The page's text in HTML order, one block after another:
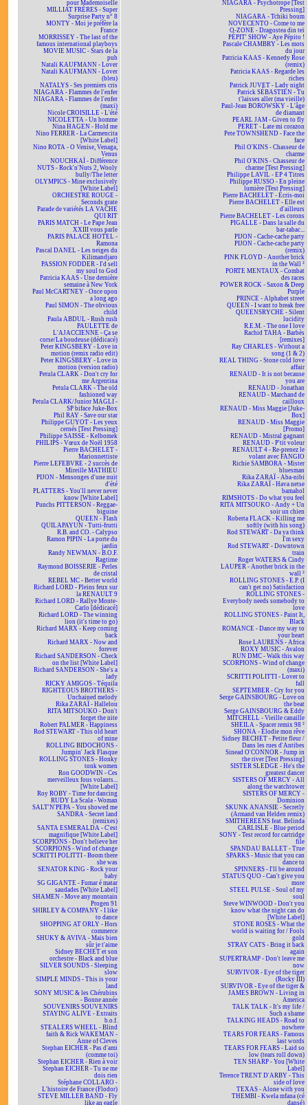
pour Mademoiselle
MILLIAT FRÈRES - Super
Surprise Party n° 8
MONTY - Moi je préfère la
France
MORRISSEY - The last of the
famous international playboys
MOVIE MUSIC - Stars de la
pub
Natali KAUFMANN - Lover
Natali KAUFMANN - Lover
(bleu)
NATALYS - Ses premiers cris
NIAGARA - Flammes de l'enfer
NIAGARA - Flammes de l'enfer
(maxi)
Nicole CROISILLE - L'été
NICOLETTA - Un homme
Nina HAGEN - Hold me
Nino FERRER - La Carmencita
[White Label]
Nino ROTA - O Venise, Venaga,
Venus
NOUCHKAÏ - Différence
NUTS - Rock'n'Nuts 2, Wooly
bully/The letter
OLYMPICS - Mine exclusively
[White Label]
ORCHESTRE ROUGE -
Seconds grate
Parade de variétés LA VACHE
QUI RIT
PARIS MATCH - Le Pape Jean
XXIII vous parle
PARIS PALACE HOTEL -
Ramona
Pascal DANEL - Les neiges du
Kilimandjaro
PASSION FODDER - I'd sell
my soul to God
Patricia KAAS - Une dernière
semaine à New York
Paul McCARTNEY - Once upon
a long ago
Paul SIMON - The obvious
child
Paula ABDUL - Rush rush
PAULETTE de
L'AJACCIENNE - Ça se
corse/La boudeuse (dédicacé)
Peter KINGSBERY - Love in
motion (remix radio edit)
Peter KINGSBERY - Love in
motion (version radio)
Petula CLARK - Don't cry for
me Argentina
Petula CLARK - The old
fashioned way
Petula CLARK/Junior MAGLI -
SP biface Juke-Box
Phil RAY - Save our star
Philippe GUYOT - Les yeux
cernés [Test Pressing]
Philippe SAISSE - Kelbomek
PHILIPS - Vœux de Noël 1958
Pierre BACHELET -
Marionnettiste
Pierre LEFEBVRE - 2 succès de
Mireille MATHIEU
PIJON - Mensonges d'une nuit
d'été
PLATTERS - You'll never never
know [White Label]
Punchs PITTERSON - Reggae-
biguine
QUEEN - Flash
QUILAPAYUN - Tutti-frutti
R.B. and CO. - Calypso
Ramon PIPIN - La porte du
jardin
Randy NEWMAN - B.O.F.
Ragtime
Raymond BOISSERIE - Perles
de cristal
REBEL MC - Better world
Richard LORD - Pleins feux sur
la RENAULT 9
Richard LORD - Rallye Monte-
Carlo [dédicacé]
Richard LORD - The winning
lion (it's time to go)
Richard MARX - Keep coming
back
Richard MARX - Now and
forever
Richard SANDERSON - Check
on the list [White Label]
Richard SANDERSON - She's a
lady
RICKY AMIGOS - Téquila
RIGHTEOUS BROTHERS -
Unchained melody
Rika ZARAÏ - Hallelou
RITA MITSOUKO - Don't
forget the nite
Robert PALMER - Happiness
Rod STEWART - This old heart
of mine
ROLLING BIDOCHONS -
Jumpin' Jack Flasque
ROLLING STONES - Honky
tonk women
Ron GOODWIN - Ces
merveilleux fous volants...
[White Label]
Roy ROBY - Time for dancing
RUDY La Scala - Woman
SALT'N'PEPA - You showed me
SANDRA - Secret land
(remixes)
SANTA ESMERALDA - C'est
magnifique [White Label]
SCORPIONS - Don't believe her
SCORPIONS - Wind of change
SCRITTI POLITTI - Boom there
she was
SENATOR KING - Rock your
baby
SG GIGANTE - Fumar é matar
saudades [White Label]
SHAMEN - Move any mountain
Progen 91
SHIRLEY & COMPANY - I like
to dance
SHOPPING AT ORLY - Hors
commerce
SHUKY & AVIVA - Mais bien
sûr je t'aime
Sidney BECHET et son
orchestre - Black and blue
SILVER SOUNDS - Sleeping
slow
SIMPLE MINDS - This is your
land
SONY MUSIC & les Chérubins
- Bonne année
SOUVENIRS SOUVENIRS
STAYING ALIVE - Extraits
b.o.f.
STEALERS WHEEL - Blind
faith & Rick WAKEMAN -
Anne of Cleves
Stephan EICHER - Pas d'ami
(comme toi)
Stephan EICHER - Rien à voir
Stephan EICHER - Tu ne me
dois rien
Stéphane COLLARO -
L'histoire de France (Flodor)
STEVE MILLER BAND - Fly
like an eagle
NIAGARA - Psychotrope [Test
Pressing]
NIAGARA - Tchiki boum
NOVECENTO - Come to me
O-ZONE - Dragostea din teï
PÉPIT' SHOW - Aye Pépito !
Pascale CHAMBRY - Les mots
du jour
Patricia KAAS - Kennedy Rose
(remix)
Patricia KAAS - Regarde les
riches
Patrick JUVET - Lady night
Patrick SÉBASTIEN - Tu
t'laisses aller (ma vieille)
Paul-Jean BOROWSKY - L'âge
de diamant
PEARL JAM - Given to fly
PERET - Late mi corazon
Pete TOWNSHEND - Face the
face
Phil O'KINS - Chasseur de
charme
Phil O'KINS - Chasseur de
charme [Test Pressing]
Philippe LAVIL - EP 4 Titres
Philippe RUSSO - En pleine
lumière [Test Pressing]
Pierre BACHELET - Écris-moi
Pierre BACHELET - Elle est
d'ailleurs
Pierre BACHELET - Les corons
PIGALLE - Dans la salle du
bar-tabac...
PIJON - Cache-cache party
PIJON - Cache-cache party
(remix)
PINK FLOYD - Another brick
in the Wall ²
PORTE MENTAUX - Combat
des races
POWER ROCK - Saxon & Deep
Purple
PRINCE - Alphabet street
QUEEN - I want to break free
QUEENSRYCHE - Silent
lucidity
R.E.M. - The one I love
Rachid TAHA - Barbès
[remixes]
Ray CHARLES - Without a
song (1 & 2)
REAL THING - Stone cold love
affair
RENAUD - It is not because
you are
RENAUD - Jonathan
RENAUD - Marchand de
cailloux
RENAUD - Miss Maggie [Juke-
Box]
RENAUD - Miss Maggie
[Promo]
RENAUD - Mistral gagnant
RENAUD - P'tit voleur
RENAULT 4 - Re-prenez le
volant avec FANGIO
Richie SAMBORA - Mister
bluesman
Rika ZARAÏ - Aba-nibi
Rika ZARAÏ - Hava netse
bamahol
RIMSHOTS - Do what you feel
RITA MITSOUKO - Andy + Un
soir un chien
Roberta FLACK - Killing me
softly (with his song)
Rod STEWART - Da ya think
I'm sexy
Rod STEWART - Downtown
train
Roger WATERS & Cindy
LAUPER - Another brick in the
wall ²
ROLLING STONES - E.P. (I
can't get no) Satisfaction
ROLLING STONES -
Everybody needs somebody to
love
ROLLING STONES - Paint It,
Black
ROMANCE - Dance my way to
your heart
Rose LAURENS - Africa
ROXY MUSIC - Avalon
RUN DMC - Walk this way
SCORPIONS - Wind of change
(maxi)
SCRITTI POLITTI - Lover to
fall
SEPTEMBER - Cry for you
Serge GAINSBOURG - Love on
the beat
Serge GAINSBOURG & Eddy
MITCHELL - Vieille canaille
SHEILA - Spacer remix 98 ²
SHONA - Elodie mon rêve
Sidney BECHET - Petite fleur /
Dans les rues d'Antibes
Sinead O'CONNOR - Jump in
the river [Test Pressing]
SISTER SLEDGE - He's the
greatest dancer
SISTERS OF MERCY - All
along the watchtower
SISTERS OF MERCY -
Dominion
SKUNK ANANSIE - Secretly
(Armand van Helden remix)
SMITHEREENS feat. Belinda
CARLISLE - Blue period
SONY - Test record for cartridge
file
SPANDAU BALLET - True
SPARKS - Music that you can
dance to
SPINNERS - I'll be around
STATUS QUO - Can't give you
more
STEEL PULSE - Soul of my
soul
Steve WINWOOD - Don't you
know what the night can do
[White Label]
STONE ROSES - What the
world is waiting for / Fools
gold
STRAY CATS - Bring it back
again
SUPERTRAMP - Don't leave me
now
SURVIVOR - Eye of the tiger
(Rocky III)
SURVIVOR - Eye of the tiger &
JAMES BROWN - Living in
America
TALK TALK - It's my life /
Such a shame
TALKING HEADS - Road to
nowhere
TEARS FOR FEARS - Famous
last words
TEARS FOR FEARS - Laid so
low (tears roll down)
TEN SHARP - You [White
Label]
Terence TRENT D'ARBY - This
side of love
TEXAS - Alone with you
THEMBI - Kwela mfana (cé
dansé)